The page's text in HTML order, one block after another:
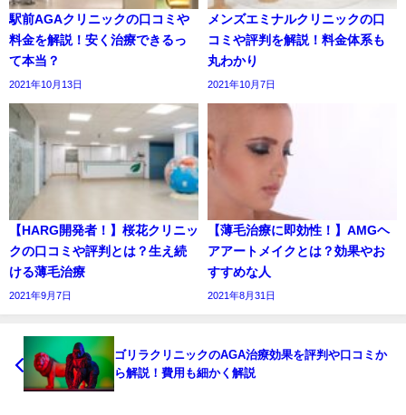
駅前AGAクリニックの口コミや
料金を解説！安く治療できるっ
て本当？
2021年10月13日
メンズエミナルクリニックの口
コミや評判を解説！料金体系も
丸わかり
2021年10月7日
【HARG開発者！】桜花クリニッ
クの口コミや評判とは？生え続
ける薄毛治療
2021年9月7日
【薄毛治療に即効性！】AMGヘ
アアートメイクとは？効果やお
すすめな人
2021年8月31日
ゴリラクリニックのAGA治療効果を評判や口コミか
ら解説！費用も細かく解説